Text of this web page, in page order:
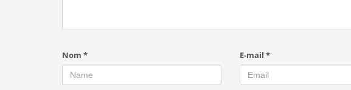
Nom * E-mail*